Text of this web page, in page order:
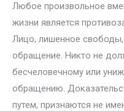
Любое произвольное
жизни является
Лицо, лишенное свободы,
обращение. Никто не
бесчеловечному или
обращению.
путем, признаются не